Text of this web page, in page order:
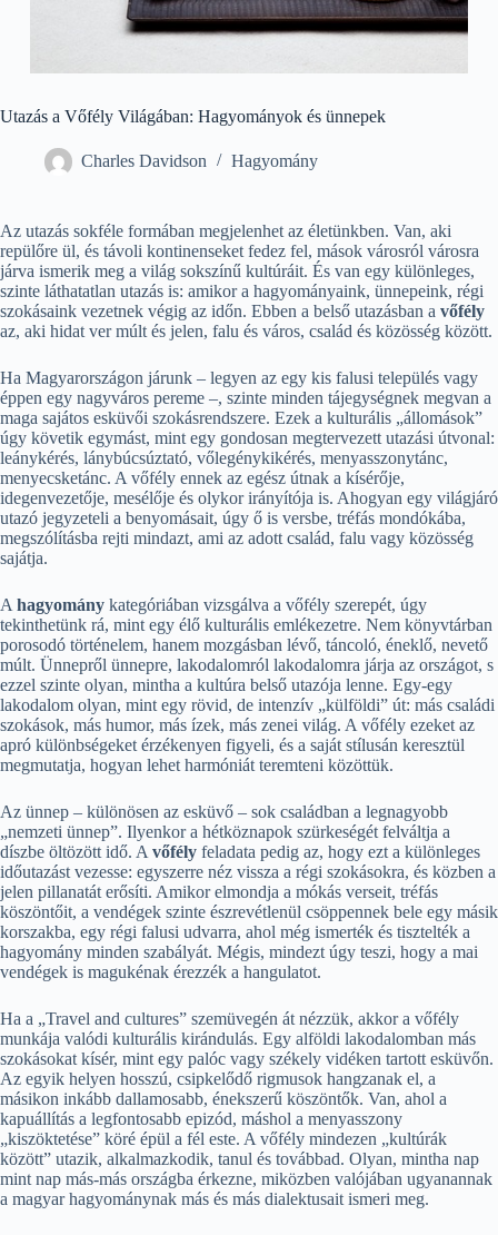
Utazás a Vőfély Világában: Hagyományok és ünnepek
Charles Davidson Hagyomány
Az utazás sokféle formában megjelenhet az életünkben. Van, aki
repülőre ül, és távoli kontinenseket fedez fel, mások városról városra
járva ismerik meg a világ sokszínű kultúráit. És van egy különleges,
szinte láthatatlan utazás is: amikor a hagyományaink, ünnepeink, régi
szokásaink vezetnek végig az időn. Ebben a belső utazásban a vőfély
az, aki hidat ver múlt és jelen, falu és város, család és közösség között.
Ha Magyarországon járunk – legyen az egy kis falusi település vagy
éppen egy nagyváros pereme –, szinte minden tájegységnek megvan a
maga sajátos esküvői szokásrendszere. Ezek a kulturális „állomások”
úgy követik egymást, mint egy gondosan megtervezett utazási útvonal:
leánykérés, lánybúcsúztató, vőlegénykikérés, menyasszonytánc,
menyecsketánc. A vőfély ennek az egész útnak a kísérője,
idegenvezetője, mesélője és olykor irányítója is. Ahogyan egy világjáró
utazó jegyzeteli a benyomásait, úgy ő is versbe, tréfás mondókába,
megszólításba rejti mindazt, ami az adott család, falu vagy közösség
sajátja.
A hagyomány kategóriában vizsgálva a vőfély szerepét, úgy
tekinthetünk rá, mint egy élő kulturális emlékezetre. Nem könyvtárban
porosodó történelem, hanem mozgásban lévő, táncoló, éneklő, nevető
múlt. Ünnepről ünnepre, lakodalomról lakodalomra járja az országot, s
ezzel szinte olyan, mintha a kultúra belső utazója lenne. Egy-egy
lakodalom olyan, mint egy rövid, de intenzív „külföldi” út: más családi
szokások, más humor, más ízek, más zenei világ. A vőfély ezeket az
apró különbségeket érzékenyen figyeli, és a saját stílusán keresztül
megmutatja, hogyan lehet harmóniát teremteni közöttük.
Az ünnep – különösen az esküvő – sok családban a legnagyobb
„nemzeti ünnep”. Ilyenkor a hétköznapok szürkeségét felváltja a
díszbe öltözött idő. A vőfély feladata pedig az, hogy ezt a különleges
időutazást vezesse: egyszerre néz vissza a régi szokásokra, és közben a
jelen pillanatát erősíti. Amikor elmondja a mókás verseit, tréfás
köszöntőit, a vendégek szinte észrevétlenül csöppennek bele egy másik
korszakba, egy régi falusi udvarra, ahol még ismerték és tisztelték a
hagyomány minden szabályát. Mégis, mindezt úgy teszi, hogy a mai
vendégek is magukénak érezzék a hangulatot.
Ha a „Travel and cultures” szemüvegén át nézzük, akkor a vőfély
munkája valódi kulturális kirándulás. Egy alföldi lakodalomban más
szokásokat kísér, mint egy palóc vagy székely vidéken tartott esküvőn.
Az egyik helyen hosszú, csipkelődő rigmusok hangzanak el, a
másikon inkább dallamosabb, énekszerű köszöntők. Van, ahol a
kapuállítás a legfontosabb epizód, máshol a menyasszony
„kiszöktetése” köré épül a fél este. A vőfély mindezen „kultúrák
között” utazik, alkalmazkodik, tanul és továbbad. Olyan, mintha nap
mint nap más-más országba érkezne, miközben valójában ugyanannak
a magyar hagyománynak más és más dialektusait ismeri meg.